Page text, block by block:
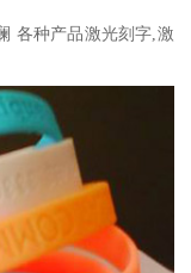
各种产品激光刻字,激